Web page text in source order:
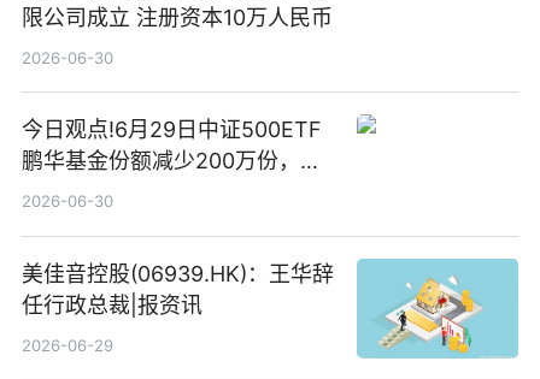
限公司成立 注册资本10万人民币
2026-06-30
今日观点!6月29日中证500ETF
鹏华基金份额减少200万份，重
仓股亨通光电、赤峰黄金、佰维
2026-06-30
美佳音控股(06939.HK)：王华辞
任行政总裁|报资讯
2026-06-29